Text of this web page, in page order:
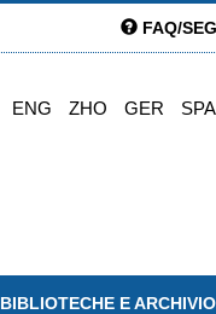
FAQ/
ENG ZHO GER SPA
BIBLIOTECHE E